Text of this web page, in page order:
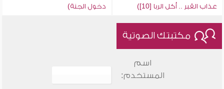
عذاب القبر .. أكل الربا [10])
دخول الجنة)
مكتبتك الصوتية
اسم
المستخدم: